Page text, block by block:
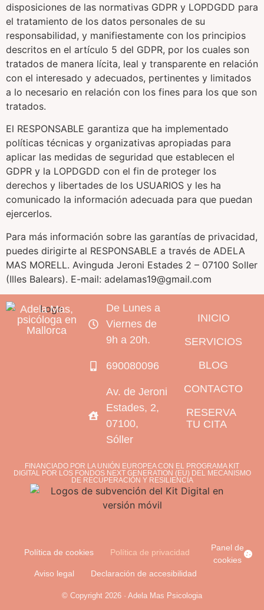
disposiciones de las normativas GDPR y LOPDGDD para
el tratamiento de los datos personales de su
responsabilidad, y manifiestamente con los principios
descritos en el artículo 5 del GDPR, por los cuales son
tratados de manera lícita, leal y transparente en relación
con el interesado y adecuados, pertinentes y limitados
a lo necesario en relación con los fines para los que son
tratados.
El RESPONSABLE garantiza que ha implementado
políticas técnicas y organizativas apropiadas para
aplicar las medidas de seguridad que establecen el
GDPR y la LOPDGDD con el fin de proteger los
derechos y libertades de los USUARIOS y les ha
comunicado la información adecuada para que puedan
ejercerlos.
Para más información sobre las garantías de privacidad,
puedes dirigirte al RESPONSABLE a través de ADELA
MAS MORELL. Avinguda Jeroni Estades 2 – 07100 Soller
(Illes Balears). E-mail: adelamas19@gmail.com
Adela Mas,
psicóloga en
Mallorca
De Lunes a
Viernes de
9h a 20h.
690080096
Av. de Jeroni
Estades, 2,
07100,
Sóller
INICIO
SERVICIOS
BLOG
CONTACTO
RESERVA
TU CITA
FINANCIADO POR LA UNIÓN EUROPEA CON EL PROGRAMA KIT
DIGITAL POR LOS FONDOS NEXT GENERATION (EU) DEL MECANISMO
DE RECUPERACIÓN Y RESILIENCIA
Política de cookies Política de privacidad
Aviso legal Declaración de accesibilidad
Panel de
cookies
© Copyright 2026 · Adela Mas Psicologia